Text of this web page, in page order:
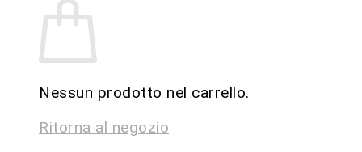
Nessun prodotto nel carrello.
Ritorna al negozio